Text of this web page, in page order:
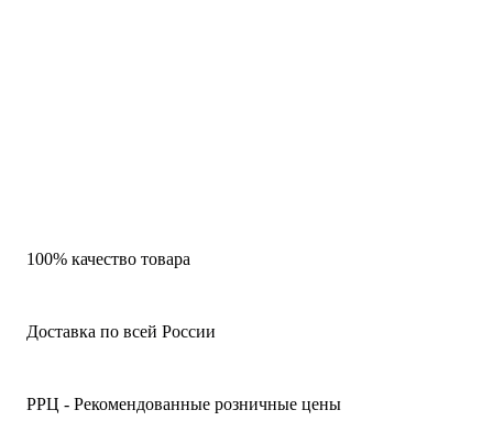
100% качество товара
Доставка по всей России
РРЦ - Рекомендованные розничные цены